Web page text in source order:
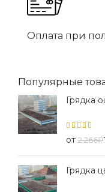
Оплата при
Популярные
Грядка
от 2 266₽
Грядка